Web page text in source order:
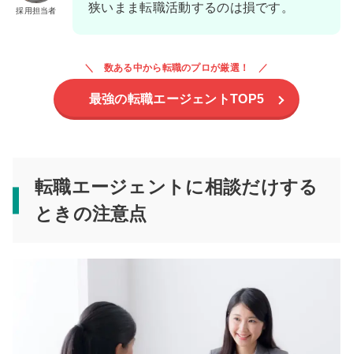
採用担当者
狭いまま転職活動するのは損です。
数ある中から転職のプロが厳選！
最強の転職エージェントTOP5
転職エージェントに相談だけする
ときの注意点